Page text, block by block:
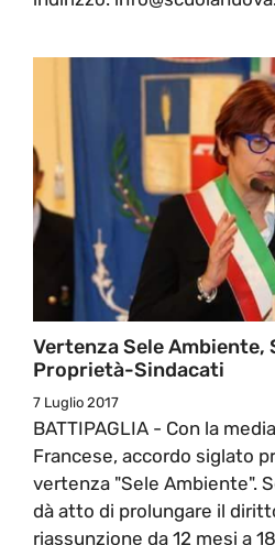
Vertenza Sele Ambiente,
Proprietà-Sindacati
7 Luglio 2017
BATTIPAGLIA - Con la
Francese, accordo siglato
vertenza "Sele Ambiente".
dà atto di prolungare il
riassunzione da 12 mesi a